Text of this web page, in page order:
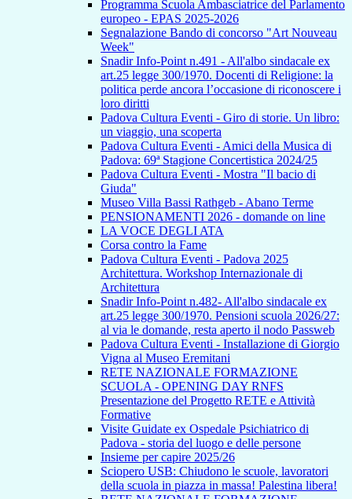
Programma Scuola Ambasciatrice del Parlamento
europeo - EPAS 2025-2026
Segnalazione Bando di concorso "Art Nouveau
Week"
Snadir Info-Point n.491 - All'albo sindacale ex
art.25 legge 300/1970. Docenti di Religione: la
politica perde ancora l’occasione di riconoscere i
loro diritti
Padova Cultura Eventi - Giro di storie. Un libro:
un viaggio, una scoperta
Padova Cultura Eventi - Amici della Musica di
Padova: 69ª Stagione Concertistica 2024/25
Padova Cultura Eventi - Mostra "Il bacio di
Giuda"
Museo Villa Bassi Rathgeb - Abano Terme
PENSIONAMENTI 2026 - domande on line
LA VOCE DEGLI ATA
Corsa contro la Fame
Padova Cultura Eventi - Padova 2025
Architettura. Workshop Internazionale di
Architettura
Snadir Info-Point n.482- All'albo sindacale ex
art.25 legge 300/1970. Pensioni scuola 2026/27:
al via le domande, resta aperto il nodo Passweb
Padova Cultura Eventi - Installazione di Giorgio
Vigna al Museo Eremitani
RETE NAZIONALE FORMAZIONE
SCUOLA - OPENING DAY RNFS
Presentazione del Progetto RETE e Attività
Formative
Visite Guidate ex Ospedale Psichiatrico di
Padova - storia del luogo e delle persone
Insieme per capire 2025/26
Sciopero USB: Chiudono le scuole, lavoratori
della scuola in piazza in massa! Palestina libera!